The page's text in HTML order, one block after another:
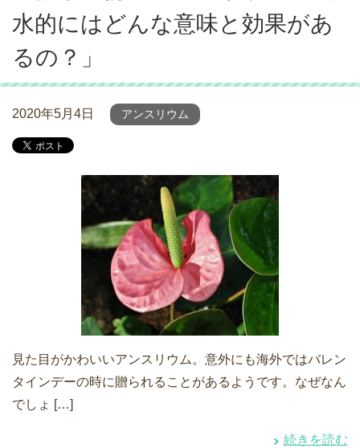
水的にはどんな意味と効果があ
るの？」
2020年5月4日 アンスリウム
見た目がかわいいアンスリウム。意外にも海外ではバレン
タインデーの時に贈られることがあるようです。なぜなん
でしょ […]
続きを読む